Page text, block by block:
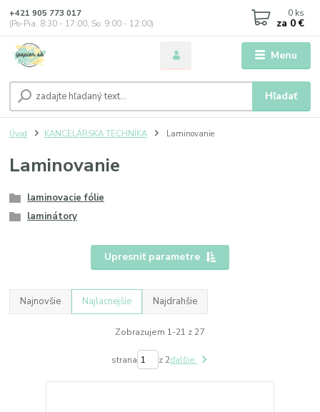
Menu
Hľadať
+421 905 773 017
(Po-Pia, 8:30 - 17:00, So: 9:00 - 12:00)
0 ks
za 0 €
Úvod KANCELÁRSKA TECHNIKA Laminovanie
Laminovanie
laminovacie fólie
laminátory
Upresniť parametre
Najnovšie Najlacnejšie Najdrahšie
Zobrazujem 1-21 z 27
strana z 2ďalšie